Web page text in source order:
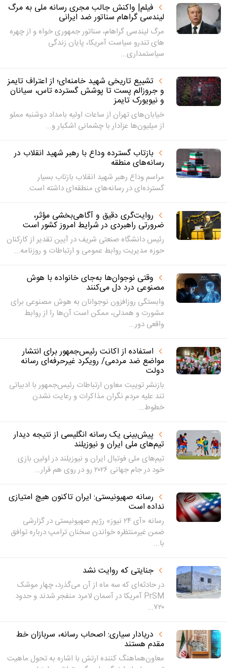
فیلم| واکنش جالب مجری رسانه ملی به مرگ
لیندسی گراهام سناتور ضد ایرانی
مرگ لیندسی گراهام، سناتور جمهوری خواه و از چهره
های تندرو سیاست آمریکا، پایان زندگی
سیاستمداری...
تشییع تاریخی شهید خامنه‌ای؛ از اعتراف تایمز
و جروزالم پست تا پوشش گسترده تاس، سیانان
و نیویورک تایمز
خیابان‌های تهران از ساعات اولیه بامداد دوشنبه مملو
از میلیون‌ها عزادار با چشمانی اشکبار و...
بازتاب گسترده وداع با رهبر شهید انقلاب در
رسانه‌های منطقه
مراسم وداع رهبر شهید انقلاب بازتاب بسیار
گسترده‌ای در رسانه‌های منطقه‌ای داشته است.
روایت‌گری دقیق و آگاهی‌بخشی مؤثر،
ضرورتی راهبردی در شرایط امروز کشور است
رئیس دانشگاه صنعتی شریف در آیین تقدیر از کارکنان
حوزه مدیریت روابط عمومی و ارتباطات و روزنامه...
وقتی نوجوان‌ها به‌جای خانواده با هوش
مصنوعی درد دل می‌کنند
وابستگی روزافزون نوجوانان به هوش مصنوعی برای
مشورت و همدلی، ممکن است آن‌ها را از روابط
واقعی دور...
استفاده از اکانت رئیس‌جمهور برای انتشار
مواضع ضد مردمی/ رویکرد غیرحرفه‌ای رسانه
دولت
بازنشر توییت معاون ارتباطات رئیس‌جمهور با ادبیاتی
تند علیه مردم نگران مذاکرات و رعایت نشدن
خطوط...
پیش‌بینی یک رسانه انگلیسی از نتیجه دیدار
تیم‌های ملی ایران و نیوزیلند
تیم‌های ملی فوتبال ایران و نیوزیلند در اولین بازی
خود در جام جهانی ۲۰۲۶ رو در روی هم قرار...
رسانه صهیونیستی: ایران تاکنون هیچ امتیازی
نداده است
رسانه «آی ۲۴ نیوز» رژیم صهیونیستی در گزارشی
ضمن غیرمنتظره خواندن سخنان ترامپ درباره توافق
با...
جنایتی که روایت نشد
در حادثه‌ای که سه ماه از آن می‌گذرد، چهار موشک
PrSM آمریکا در آسمان لامرد منفجر شدند و حدود
۷۲۰...
دریادار سیاری: اصحاب رسانه، سربازان خط
مقدم هستند
معاون‌هماهنگ کننده ارتش با اشاره به تحول ماهیت